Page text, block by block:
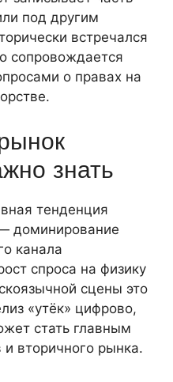
под другим
встречался
сопровождается
о правах на
знать
тенденция
доминирование
канала
спроса на физику
сцены это
«утёк» цифрово,
стать главным
и вторичного рынка.